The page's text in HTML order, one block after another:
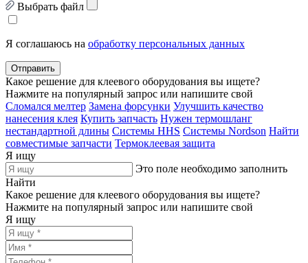
Выбрать файл
Я соглашаюсь на обработку персональных данных
Отправить
Какое решение для клеевого оборудования вы ищете?
Нажмите на популярный запрос или напишите свой
Сломался мелтер Замена форсунки Улучшить качество
нанесения клея Купить запчасть Нужен термошланг
нестандартной длины Системы HHS Системы Nordson Найти
совместимые запчасти Термоклеевая защита
Я ищу
Это поле необходимо заполнить
Найти
Какое решение для клеевого оборудования вы ищете?
Нажмите на популярный запрос или напишите свой
Я ищу